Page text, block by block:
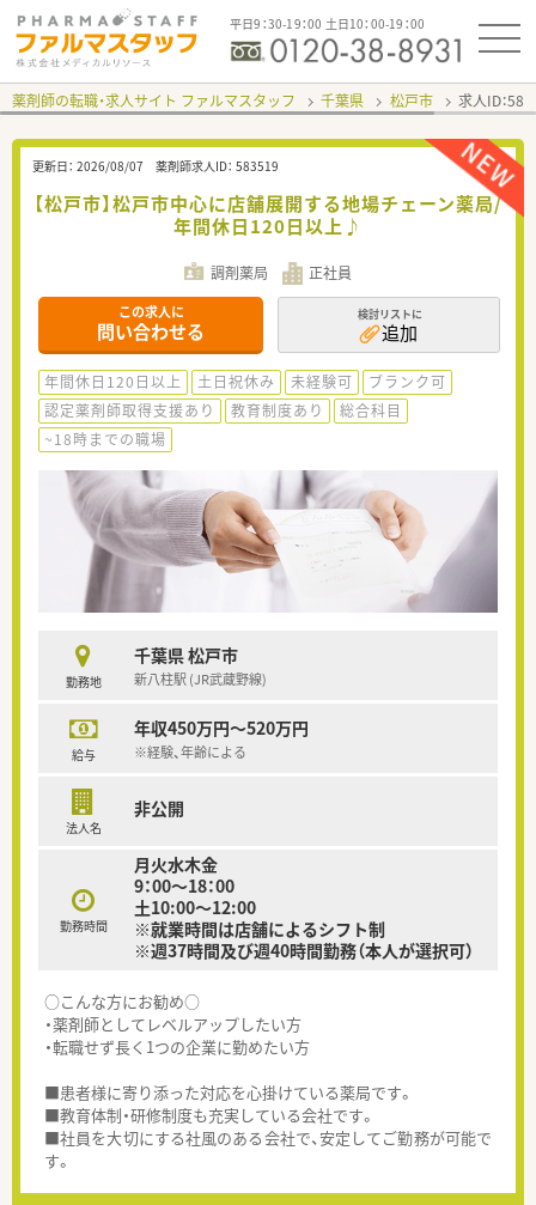
平日9：30-19：00 土日10：00-19：00
薬剤師の転職・求人サイト ファルマスタッフ 千葉県 松戸市 求人ID：
更新日： 2026/08/07 薬剤師求人ID： 583519
【松戸市】松戸市中心に店舗展開する地場チェーン薬局/
年間休日120日以上♪
調剤薬局 正社員
この求人に
問い合わせる
検討リストに
追加
年間休日120日以上 土日祝休み 未経験可
ブランク可
認定薬剤師取得支援あり
教育制度あり
総合科目
~18時までの職場
勤務地
千葉県 松戸市
新八柱駅 (JR武蔵野線)
給与
年収450万円～520万円
※経験、年齢による
法人名
非公開
勤務時間
月火水木金
9：00～18：00
土10:00～12:00
※就業時間は店舗によるシフト制
※週37時間及び週40時間勤務（本人が選択可）
○こんな方にお勧め○
・薬剤師としてレベルアップしたい方
・転職せず長く1つの企業に勤めたい方
■患者様に寄り添った対応を心掛けている薬局です。
■教育体制・研修制度も充実している会社です。
■社員を大切にする社風のある会社で、安定してご勤務が可能で
す。